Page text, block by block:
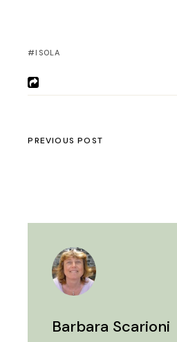
ISOLA
PREVIOUS POST
Barbara Scarioni